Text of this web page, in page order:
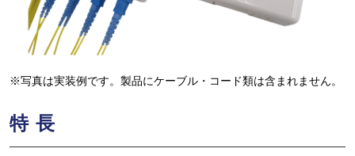
※写真は実装例です。製品にケーブル・コード類は含まれません。
特長